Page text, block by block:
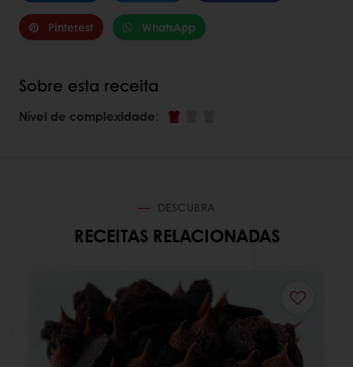
Pinterest WhatsApp
Sobre esta receita
Nível de complexidade:
DESCUBRA
RECEITAS RELACIONADAS